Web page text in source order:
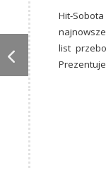
Hit-
list